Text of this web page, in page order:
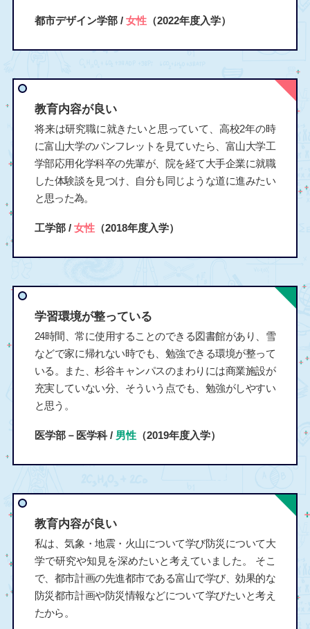
都市デザイン学部 / 女性（2022年度入学）
教育内容が良い
将来は研究職に就きたいと思っていて、高校2年の時
に富山大学のパンフレットを見ていたら、富山大学工
学部応用化学科卒の先輩が、院を経て大手企業に就職
した体験談を見つけ、自分も同じような道に進みたい
と思った為。
工学部 / 女性（2018年度入学）
学習環境が整っている
24時間、常に使用することのできる図書館があり、雪
などで家に帰れない時でも、勉強できる環境が整って
いる。また、杉谷キャンパスのまわりには商業施設が
充実していない分、そういう点でも、勉強がしやすい
と思う。
医学部－医学科 / 男性（2019年度入学）
教育内容が良い
私は、気象・地震・火山について学び防災について大
学で研究や知見を深めたいと考えていました。 そこ
で、都市計画の先進都市である富山で学び、効果的な
防災都市計画や防災情報などについて学びたいと考え
たから。